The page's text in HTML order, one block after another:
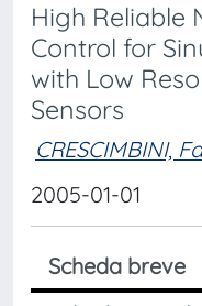
High Reliable
Control for
with Low
Sensors
CRESCIMBINI,
2005-01-01
Scheda breve